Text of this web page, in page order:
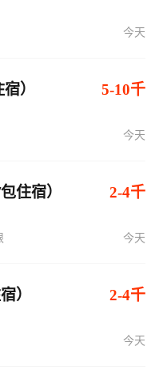
今天
） 5-10千
今天
住宿） 2-4千
今天
） 2-4千
今天